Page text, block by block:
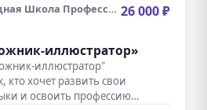
Международная Школа Профессий 26 000 ₽
иллюстратор»
иллюстратор"
кто хочет развить свои
и освоить профессию